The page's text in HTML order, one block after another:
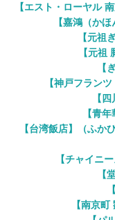
【エスト・ローヤル
【嘉鴻（か
【元祖
【元祖
【
【神戸フラン
【
【青
【台湾飯店】（ふか
【チャイニ
【
【南京